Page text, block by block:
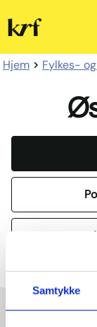
Samtykke
Kristelig
Folkeparti
Hjem Fylkes-